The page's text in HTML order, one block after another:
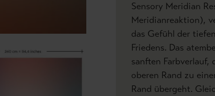
Sensory Meridian
Meridianreaktion),
das Gefühl der
Friedens. Das
sanften Farbverlauf,
oberen Rand zu
Rand übergeht.